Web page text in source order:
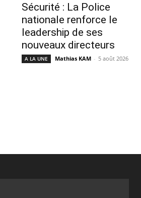
Sécurité : La Police
nationale renforce le
leadership de ses
nouveaux directeurs
A LA UNE Mathias KAM - 5 août 2026